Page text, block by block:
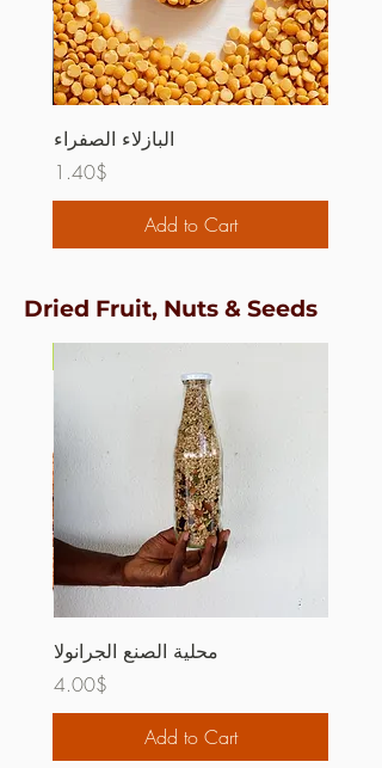
البازلاء الصفراء
Price
1.40$
Add to Cart
Dried Fruit, Nuts & Seeds
محلية الصنع الجرانولا
Price
4.00$
Add to Cart